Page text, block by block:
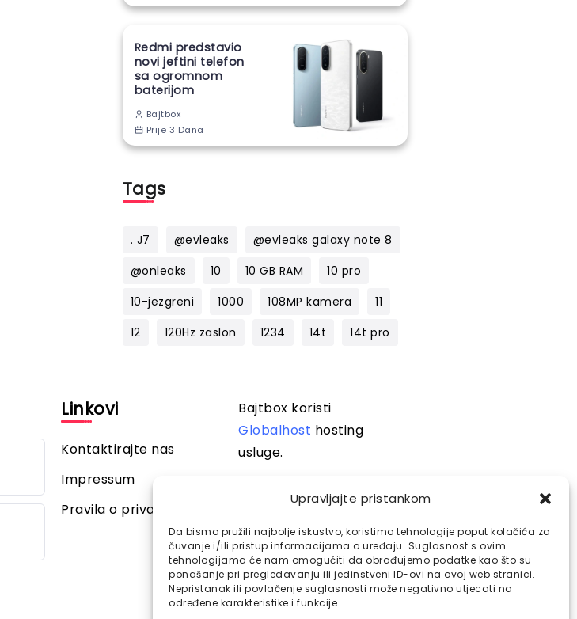
Upravljajte pristankom
Da bismo pružili najbolje iskustvo, koristimo tehnologije poput kolačića za
čuvanje i/ili pristup informacijama o uređaju. Suglasnost s ovim
tehnologijama će nam omogućiti da obrađujemo podatke kao što su
ponašanje pri pregledavanju ili jedinstveni ID-ovi na ovoj web stranici.
Nepristanak ili povlačenje suglasnosti može negativno utjecati na
određene karakteristike i funkcije.
Redmi predstavio
novi jeftini telefon
sa ogromnom
baterijom
Bajtbox
Prije 3 Dana
Tags
. J7 @evleaks
@evleaks galaxy note 8
@onleaks
10 10 GB RAM
10 pro
10-jezgreni
1000 108MP kamera
11
12
120Hz zaslon 1234 14t 14t pro
Linkovi
Kontaktirajte nas
Impressum
Pravila o privatnosti
Bajtbox koristi
Globalhost hosting
usluge.